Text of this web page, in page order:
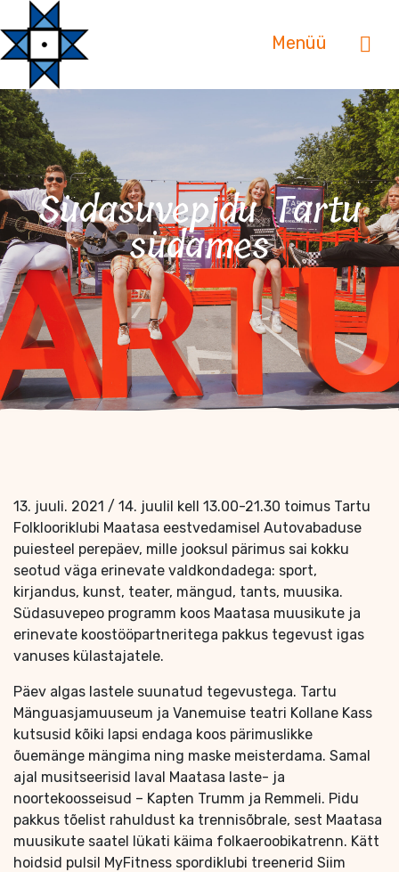
Menüü
Südasuvepidu Tartu
südames
13. juuli. 2021 / 14. juulil kell 13.00-21.30 toimus Tartu
Folklooriklubi Maatasa eestvedamisel Autovabaduse
puiesteel perepäev, mille jooksul pärimus sai kokku
seotud väga erinevate valdkondadega: sport,
kirjandus, kunst, teater, mängud, tants, muusika.
Südasuvepeo programm koos Maatasa muusikute ja
erinevate koostööpartneritega pakkus tegevust igas
vanuses külastajatele.
Päev algas lastele suunatud tegevustega. Tartu
Mänguasjamuuseum ja Vanemuise teatri Kollane Kass
kutsusid kõiki lapsi endaga koos pärimuslikke
õuemänge mängima ning maske meisterdama. Samal
ajal musitseerisid laval Maatasa laste- ja
noortekoosseisud – Kapten Trumm ja Remmeli. Pidu
pakkus tõelist rahuldust ka trennisõbrale, sest Maatasa
muusikute saatel lükati käima folkaeroobikatrenn. Kätt
hoidsid pulsil MyFitness spordiklubi treenerid Siim